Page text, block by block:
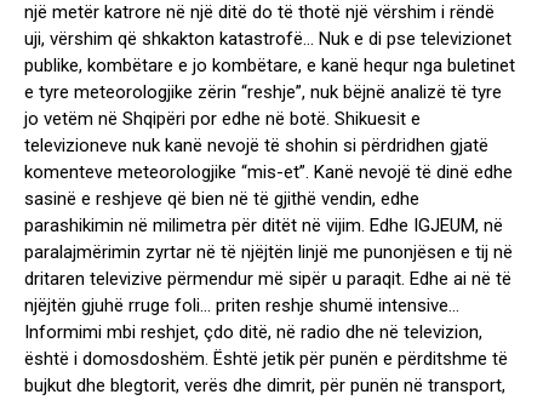
një metër katrore në një ditë do të thotë një vërshim i rëndë
uji, vërshim që shkakton katastrofë… Nuk e di pse televizionet
publike, kombëtare e jo kombëtare, e kanë hequr nga buletinet
e tyre meteorologjike zërin “reshje”, nuk bëjnë analizë të tyre
jo vetëm në Shqipëri por edhe në botë. Shikuesit e
televizioneve nuk kanë nevojë të shohin si përdridhen gjatë
komenteve meteorologjike “mis-et”. Kanë nevojë të dinë edhe
sasinë e reshjeve që bien në të gjithë vendin, edhe
parashikimin në milimetra për ditët në vijim. Edhe IGJEUM, në
paralajmërimin zyrtar në të njëjtën linjë me punonjësen e tij në
dritaren televizive përmendur më sipër u paraqit. Edhe ai në të
njëjtën gjuhë rruge foli… priten reshje shumë intensive…
Informimi mbi reshjet, çdo ditë, në radio dhe në televizion,
është i domosdoshëm. Është jetik për punën e përditshme të
bujkut dhe blegtorit, verës dhe dimrit, për punën në transport,